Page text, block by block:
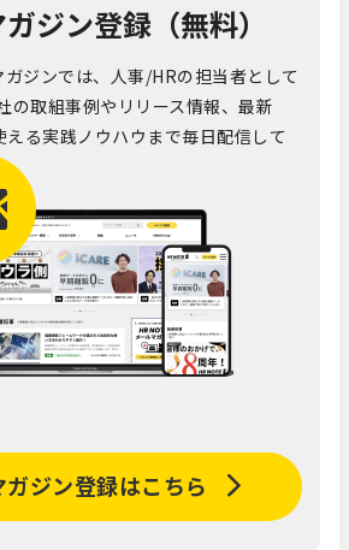
ジン登録（無料）
ジンでは、人事/HRの担当者として
の取組事例やリリース情報、最新
る実践ノウハウまで毎日配信して
ガジン登録はこちら